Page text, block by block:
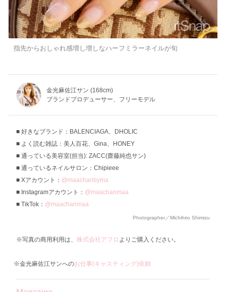
指先からおしゃれ感増し増しなハーフミラーネイルが旬
金光麻佐江サン (168cm)
ブランドプロデューサー、フリーモデル
好きなブランド：BALENCIAGA、DHOLIC
よく読む雑誌：美人百花、Gina、HONEY
通っている美容室(担当): ZACC(齋藤純也サン)
通っているネイルサロン：Chipieee
Xアカウント： @maachanbyma
Instagramアカウント： @maachanmaa
TikTok： @maachanmaa
Photographer／Michihiro Shimizu
※写真の商用利用は、 株式会社アフロ よりご購入ください。
※金光麻佐江サンへのお仕事(キャスティング)依頼